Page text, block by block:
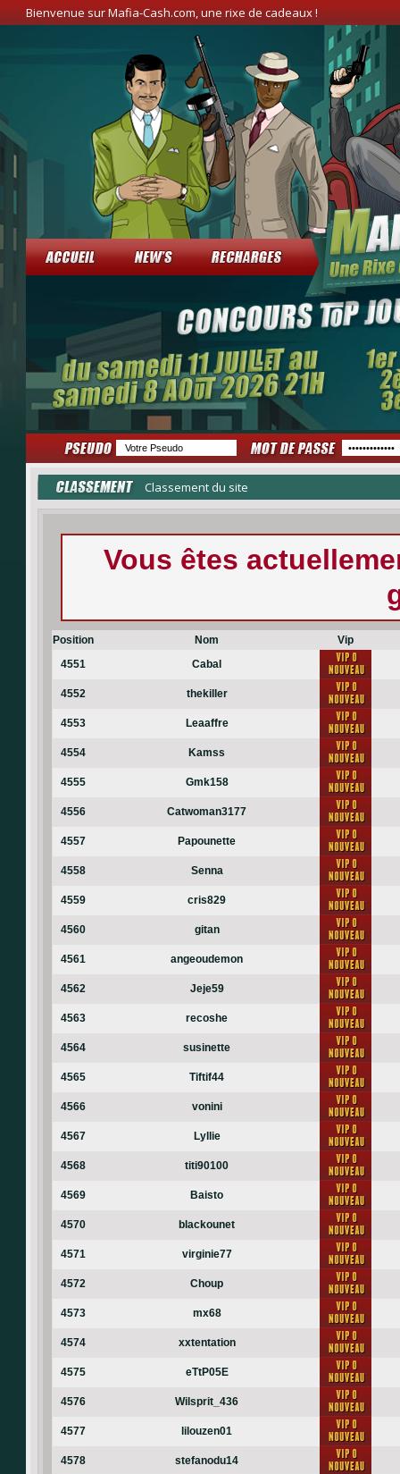
Bienvenue sur Mafia-Cash.com, une rixe de cadeaux !
Classement du site
Vous êtes
Position Nom
Vip
4551
Cabal
4552 thekiller
4553 Leaaffre
4554 Kamss
4555 Gmk158
4556 Catwoman3177
4557 Papounette
4558 Senna
4559 cris829
4560 gitan
4561 angeoudemon
4562 Jeje59
4563 recoshe
4564 susinette
4565 Tiftif44
4566 vonini
4567 Lyllie
4568 titi90100
4569 Baisto
4570 blackounet
4571 virginie77
4572 Choup
4573 mx68
4574 xxtentation
4575 eTtP05E
4576 Wilsprit_436
4577 lilouzen01
4578 stefanodu14